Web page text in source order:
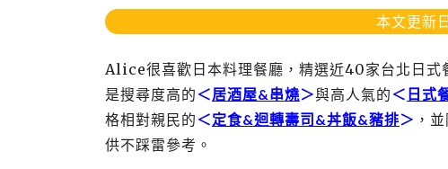
本文更新
Alice很喜歡日本料理餐廳，精選近40家台北日式
是搜尋度高的＜居酒屋&串燒＞與高人氣的＜ 日式
格相對親民的＜定食&迴轉壽司&丼飯&豬排＞ ，
供不踩雷參考。